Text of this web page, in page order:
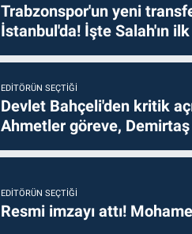
Trabzonspor'un yeni
İstanbul'da! İşte Salah'ın
EDITÖRÜN SEÇTIĞI
Devlet Bahçeli'den kritik
Ahmetler göreve,
EDITÖRÜN SEÇTIĞI
Resmi imzayı attı!